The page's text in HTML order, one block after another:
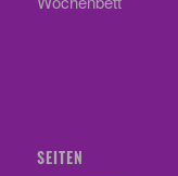
SEITEN